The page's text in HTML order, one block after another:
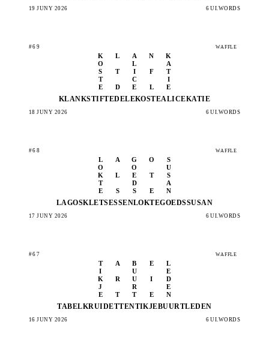
19 JUNY 2026 6 UI.WORDS
#69 WAFFLE
K L A N
K
O
L
A
S
T I F
T
T
C
I
E
D E L E
KLANKSTIFTEDELEKOSTEALICEKATIE
18 JUNY 2026 6 UI.WORDS
#68 WAFFLE
L A G O
S
O
O
U
K
L E T
S
T
D
A
E
S S E N
LAGOSKLETSESSENLOKTEGOEDSSUSAN
17 JUNY 2026 6 UI.WORDS
#67 WAFFLE
T A B E
L
I
U
E
K
R U I
D
J
R
E
E
T T E N
TABELKRUIDETTENTIKJEBUURTLEDEN
16 JUNY 2026 6 UI.WORDS